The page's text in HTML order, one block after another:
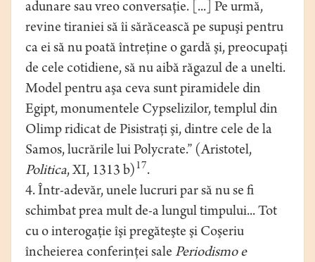
adunare sau vreo conversaţie. [...] Pe urmă,
revine tiraniei să îi sărăcească pe supuşi pentru
ca ei să nu poată întreţine o gardă şi, preocupaţi
de cele cotidiene, să nu aibă răgazul de a unelti.
Model pentru aşa ceva sunt piramidele din
Egipt, monumentele Cypselizilor, templul din
Olimp ridicat de Pisistraţi şi, dintre cele de la
Samos, lucrările lui Polycrate.” (Aristotel,
Politica, XI, 1313 b)17.
4. Într-adevăr, unele lucruri par să nu se fi
schimbat prea mult de-a lungul timpului... Tot
cu o interogaţie îşi pregăteşte şi Coşeriu
încheierea conferinţei sale Periodismo e